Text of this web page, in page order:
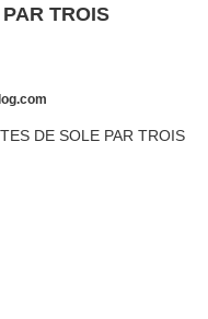
TROIS